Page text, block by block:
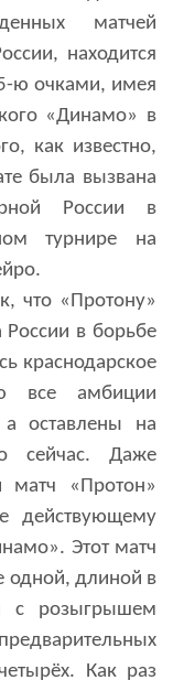
матчей
находится
ю очками, имея
«Динамо» в
как известно,
была вызвана
России в
турнире на
что «Протону»
России в борьбе
краснодарское
все амбиции
оставлены на
сейчас. Даже
матч «Протон»
действующему
Этот матч
одной, длиной в
с розыгрышем
Как раз